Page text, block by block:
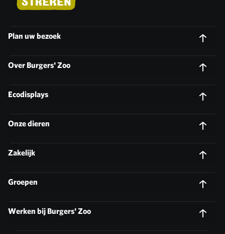
Plan uw bezoek
Over Burgers' Zoo
Ecodisplays
Onze dieren
Zakelijk
Groepen
Werken bij Burgers' Zoo